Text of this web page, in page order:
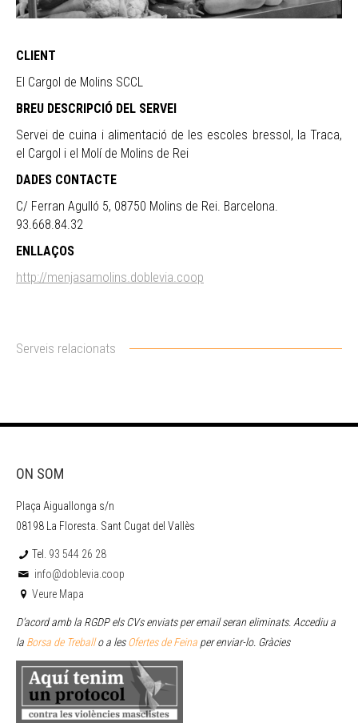
CLIENT
El Cargol de Molins SCCL
BREU DESCRIPCIÓ DEL SERVEI
Servei de cuina i alimentació de les escoles bressol, la Traca,
el Cargol i el Molí de Molins de Rei
DADES CONTACTE
C/ Ferran Agulló 5, 08750 Molins de Rei. Barcelona.
93.668.84.32
ENLLAÇOS
http://menjasamolins.doblevia.coop
Serveis relacionats
ON SOM
Plaça Aiguallonga s/n
08198 La Floresta. Sant Cugat del Vallès
Tel. 93 544 26 28
info@doblevia.coop
Veure Mapa
D’acord amb la RGDP els CVs enviats per email seran eliminats. Accediu a
la Borsa de Treballo a lesOfertes de Feina per enviar-lo. Gràcies